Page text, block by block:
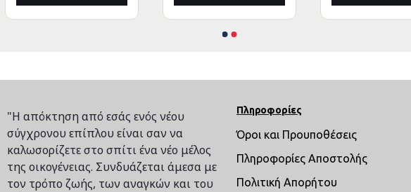
"Η απόκτηση από εσάς ενός νέου
σύγχρονου επίπλου είναι σαν να
καλωσορίζετε στο σπίτι ένα νέο μέλος
της οικογένειας. Συνδυάζεται άμεσα με
τον τρόπο ζωής, των αναγκών και του
Πληροφορίες
Όροι και Προυποθέσεις
Πληροφορίες Αποστολής
Πολιτική Απορήτου